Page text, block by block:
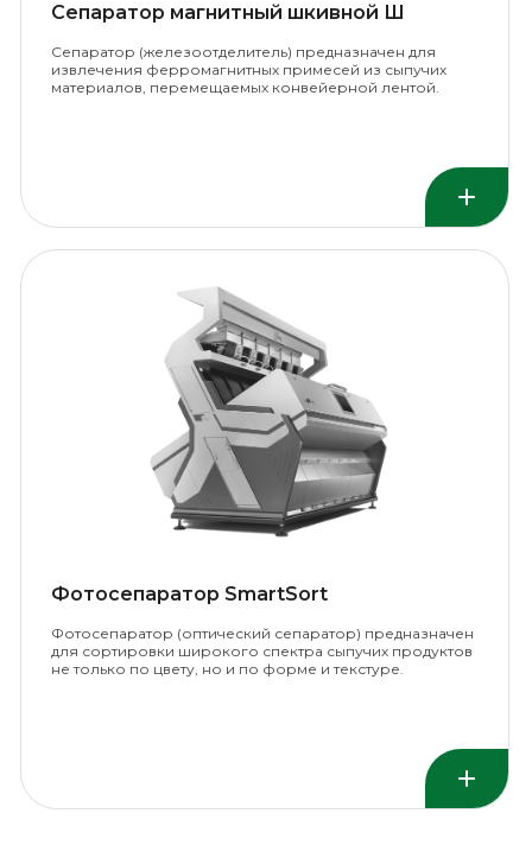
Сепаратор магнитный шкивной Ш
Сепаратор (железоотделитель) предназначен для
извлечения ферромагнитных примесей из сыпучих
материалов, перемещаемых конвейерной лентой.
Фотосепаратор SmartSort
Фотосепаратор (оптический сепаратор) предназначен
для сортировки широкого спектра сыпучих продуктов
не только по цвету, но и по форме и текстуре.